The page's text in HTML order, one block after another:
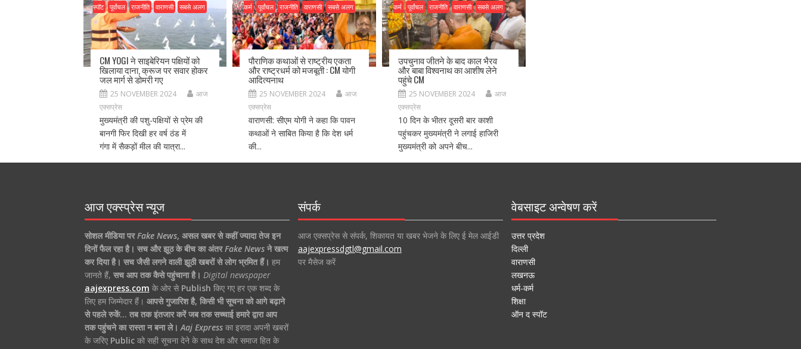
स्पॉट
पूर्वांचल राजनीति वाराणसी सबसे अलग
CM YOGI ने साइबेरियन पक्षियों को
खिलाया दाना, क्रूज पर सवार होकर
जल मार्ग से डोमरी गए
25 NOVEMBER 2024
आज
एक्सप्रेस
मुख्यमंत्री की पशु-पक्षियों से प्रेम की
बानगी फिर दिखी हर वर्ष ठंड में
गंगा में सैकड़ों मील की यात्रा...
कर्म
पूर्वांचल राजनीति वाराणसी सबसे अलग
पौराणिक कथाओं से राष्ट्रीय एकता
और राष्ट्रधर्म को मजबूती : CM योगी
आदित्यनाथ
25 NOVEMBER 2024
आज
एक्सप्रेस
वाराणसी: सीएम योगी ने कहा कि पावन
कथाओं ने साबित किया है कि देश धर्म
की...
कर्म
पूर्वांचल राजनीति वाराणसी सबसे अलग
उपचुनाव जीतने के बाद काल भैरव
और बाबा विश्वनाथ का आशीष लेने
पहुंचे CM
25 NOVEMBER 2024
आज
एक्सप्रेस
10 दिन के भीतर दूसरी बार काशी
पहुंचकर मुख्यमंत्री ने लगाई हाजिरी
मुख्यमंत्री को अपने बीच...
आज एक्स्प्रेस न्यूज
सोशल मीडिया परFake News, असल खबर से कहीं ज्यादा तेज इन
दिनों फैल रहा है। सच और झूठ के बीच का अंतरFake Newsने खत्म
कर दिया है। सच जैसी लगने वाली झूठी खबरों से लोग भ्रमित हैं। हम
जानते हैं, सच आप तक कैसे पहुंचाना है। Digital newspaper
aajexpress.com के ओर से Publish किए गए हर एक शब्द के
लिए हम जिम्मेदार हैं। आपसे गुजारिश है, किसी भी सूचना को आगे बढ़ाने
से पहले रुकें… तब तक इंतजार करें जब तक सच्चाई हमारे द्वारा आप
तक पहुंचने का रास्ता न बना ले। Aaj Expressका इरादा अपनी खबरों
के जरिए Publicको सही सूचना देने के साथ देश और समाज हित के
संपर्क
आज एक्सप्रेस से संपर्क, शिकायत या खबर भेजने के लिए ई मेल आईडी
aajexpressdgtl@gmail.com
पर मैसेज करें
वेबसाइट अन्वेषण करें
उत्तर प्रदेश
दिल्ली
वाराणसी
लखनऊ
धर्म-कर्म
शिक्षा
ऑन द स्पॉट